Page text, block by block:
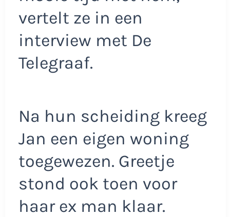
vertelt ze in een
interview met De
Telegraaf.
Na hun scheiding kreeg
Jan een eigen woning
toegewezen. Greetje
stond ook toen voor
haar ex man klaar.